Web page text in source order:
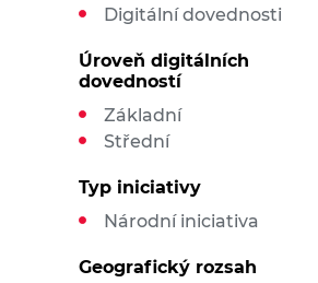
Digitální dovednosti
Úroveň digitálních
dovedností
Základní
Střední
Typ iniciativy
Národní iniciativa
Geografický rozsah